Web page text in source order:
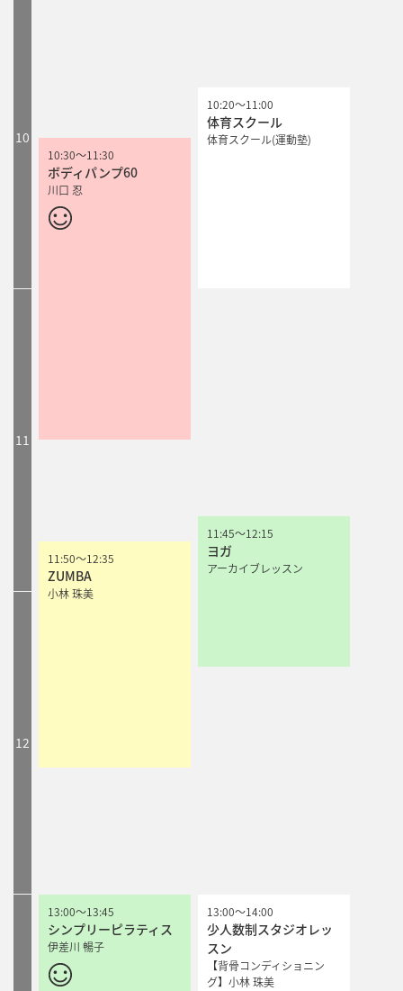
10:20～11:00
体育スクール
体育スクール(運動塾)
10:30～11:30
ボディパンプ60
川口 忍
10:30～11:30
ボディパンプ60
川口 忍
11:45～12:15
ヨガ
アーカイブレッスン
11:50～12:35
ZUMBA
小林 珠美
11:50～12:35
ZUMBA
小林 珠美
11:45～12:15
ヨガ
アーカイブレッスン
13:00～13:45
シンプリーピラティス
伊差川 暢子
13:00～14:00
少人数制スタジオレッ
スン
【背骨コンディショニン
グ】小林 珠美
10
11
12